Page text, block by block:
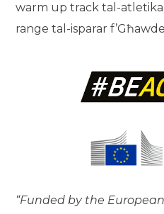
warm up track tal-
range tal-isparar
“Funded by the